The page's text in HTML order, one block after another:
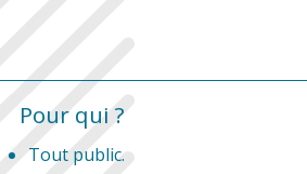
Pour qui ?
Tout public.